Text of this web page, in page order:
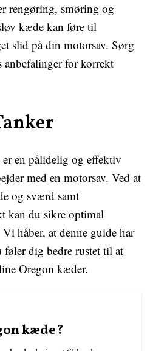
rengøring, smøring og
kæde kan føre til
slid på din motorsav. Sørg
anbefalinger for korrekt
en pålidelig og effektiv
med en motorsav. Ved at
og sværd samt
kan du sikre optimal
håber, at denne guide har
dig bedre rustet til at
Oregon kæder.
kæde?